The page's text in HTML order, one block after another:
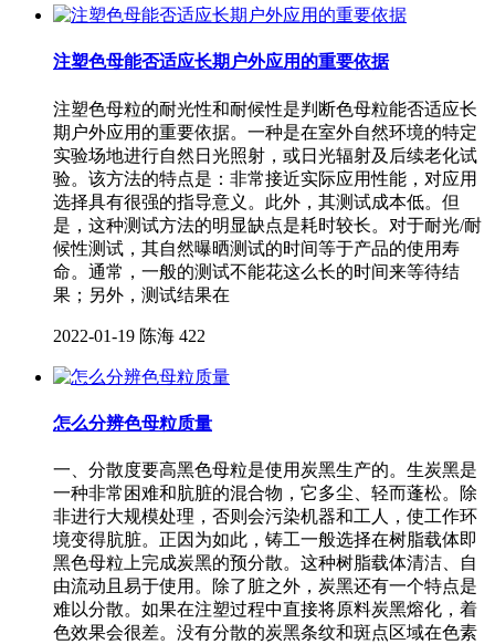
注塑色母能否适应长期户外应用的重要依据
注塑色母粒的耐光性和耐候性是判断色母粒能否适应长
期户外应用的重要依据。一种是在室外自然环境的特定
实验场地进行自然日光照射，或日光辐射及后续老化试
验。该方法的特点是：非常接近实际应用性能，对应用
选择具有很强的指导意义。此外，其测试成本低。但
是，这种测试方法的明显缺点是耗时较长。对于耐光/耐
候性测试，其自然曝晒测试的时间等于产品的使用寿
命。通常，一般的测试不能花这么长的时间来等待结
果；另外，测试结果在
2022-01-19 陈海 422
怎么分辨色母粒质量
一、分散度要高黑色母粒是使用炭黑生产的。生炭黑是
一种非常困难和肮脏的混合物，它多尘、轻而蓬松。除
非进行大规模处理，否则会污染机器和工人，使工作环
境变得肮脏。正因为如此，铸工一般选择在树脂载体即
黑色母粒上完成炭黑的预分散。这种树脂载体清洁、自
由流动且易于使用。除了脏之外，炭黑还有一个特点是
难以分散。如果在注塑过程中直接将原料炭黑熔化，着
色效果会很差。没有分散的炭黑条纹和斑点区域在色素